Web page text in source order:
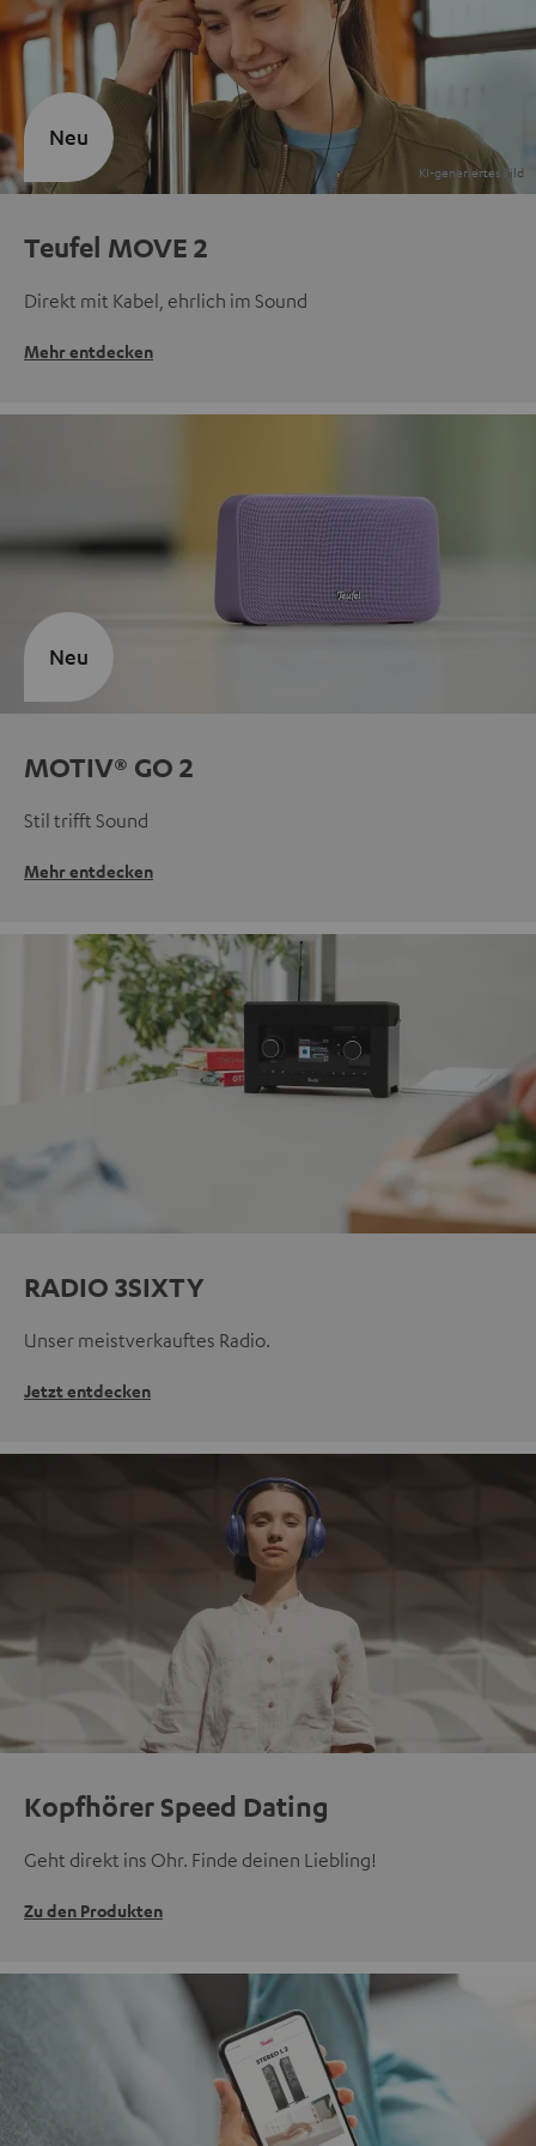
Teufel MOVE 2
Direkt mit Kabel, ehrlich im Sound
Mehr entdecken
Neu
MOTIV® GO 2
Stil trifft Sound
Mehr entdecken
Neu
RADIO 3SIXTY
Unser meistverkauftes Radio.
Jetzt entdecken
Kopfhörer Speed Dating
Geht direkt ins Ohr. Finde deinen Liebling!
Zu den Produkten